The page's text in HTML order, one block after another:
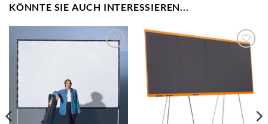
KÖNNTE SIE AUCH INTERESSIEREN...
Merkzettel
hinzufügen
Merkzettel
hinzufügen